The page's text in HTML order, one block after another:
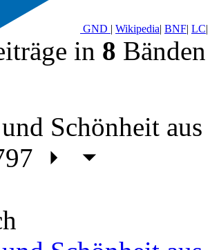
GND | Wikipedia| BNF| LC|
in 8 Bänden
Schönheit